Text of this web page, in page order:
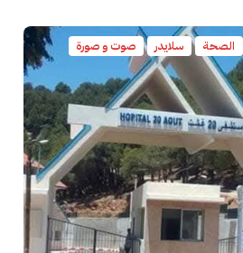
الصحة سلايدر
صوت و صورة